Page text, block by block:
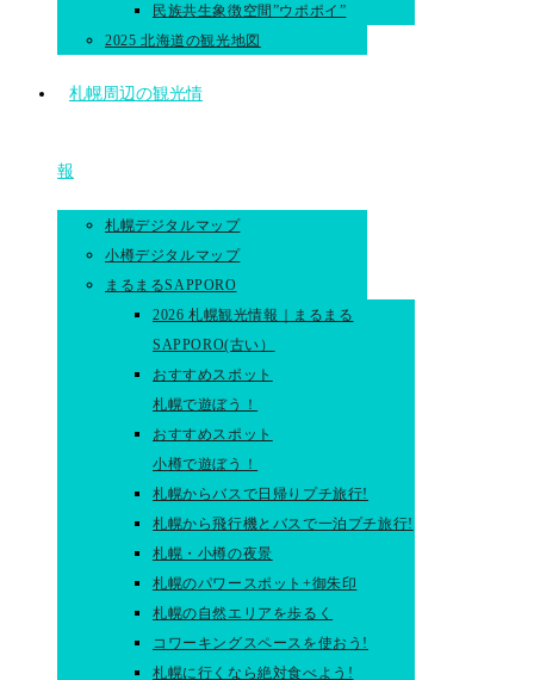
民族共生象徴空間”ウポポイ”
2025 北海道の観光地図
札幌周辺の観光情
報
札幌デジタルマップ
小樽デジタルマップ
まるまるSAPPORO
2026 札幌観光情報｜まるまる
SAPPORO(古い）
おすすめスポット
札幌で遊ぼう！
おすすめスポット
小樽で遊ぼう！
札幌からバスで日帰りプチ旅行!
札幌から飛行機とバスで一泊プチ旅行!
札幌・小樽の夜景
札幌のパワースポット+御朱印
札幌の自然エリアを歩るく
コワーキングスペースを使おう!
札幌に行くなら絶対食べよう!